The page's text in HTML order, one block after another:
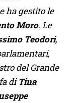
ha gestito le
Moro. Le
Teodori,
del Grande
diTina